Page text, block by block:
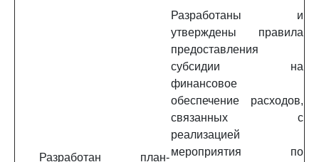
Разработан план-
Разработаны и
утверждены правила
предоставления
субсидии на
финансовое
обеспечение расходов,
связанных с
реализацией
мероприятия по